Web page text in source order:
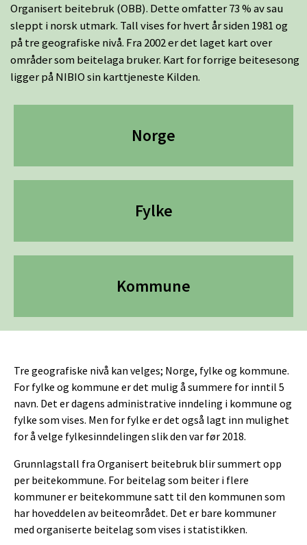
Organisert beitebruk (OBB). Dette omfatter 73 % av sau
sleppt i norsk utmark. Tall vises for hvert år siden 1981 og
på tre geografiske nivå. Fra 2002 er det laget kart over
områder som beitelaga bruker. Kart for forrige beitesesong
ligger på NIBIO sin karttjeneste Kilden.
Norge
Fylke
Kommune
Tre geografiske nivå kan velges; Norge, fylke og kommune.
For fylke og kommune er det mulig å summere for inntil 5
navn. Det er dagens administrative inndeling i kommune og
fylke som vises. Men for fylke er det også lagt inn mulighet
for å velge fylkesinndelingen slik den var før 2018.
Grunnlagstall fra Organisert beitebruk blir summert opp
per beitekommune. For beitelag som beiter i flere
kommuner er beitekommune satt til den kommunen som
har hoveddelen av beiteområdet. Det er bare kommuner
med organiserte beitelag som vises i statistikken.